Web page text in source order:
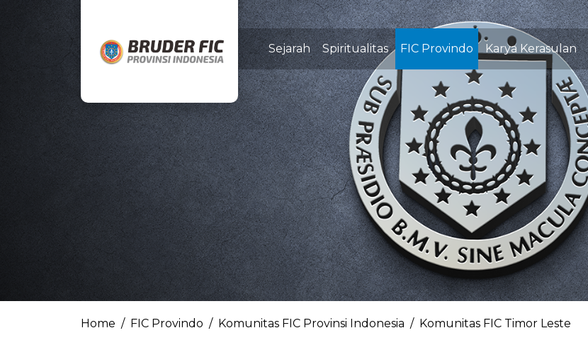
Sejarah Spiritualitas FIC Provindo Karya Kerasulan
Home FIC Provindo Komunitas FIC Provinsi Indonesia Komunitas FIC Timor Leste